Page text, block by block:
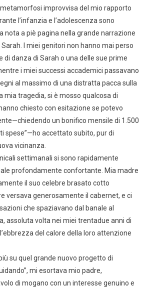
improvvisa del mio rapporto
l’infanzia e l’adolescenza sono
nota a piè pagina nella grande narrazione
I miei genitori non hanno mai perso
di danza di Sarah o una delle sue prime
i miei successi accademici passavano
al massimo di una distratta pacca sulla
mia tragedia, si è mosso qualcosa di
chiesto con esitazione se potevo
un bonifico mensile di 1.500
spese”—ho accettato subito, pur di
vicinanza.
settimanali si sono rapidamente
profondamente confortante. Mia madre
il suo celebre brasato cotto
versava generosamente il cabernet, e ci
che spaziavano dal banale al
assoluta volta nei miei trentadue anni di
del calore della loro attenzione
su quel grande nuovo progetto di
mi esortava mio padre,
di mogano con un interesse genuino e